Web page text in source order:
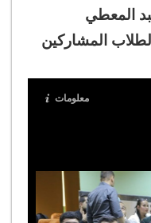
المعطي
المشاركين
معلومات